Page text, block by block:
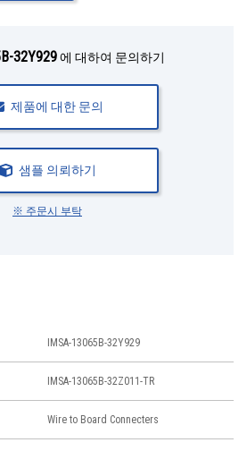
32Y929에 대하여 문의하기
제품에 대한 문의
샘플 의뢰하기
※ 주문시 부탁
IMSA-13065B-32Y929
IMSA-13065B-32Z011-TR
Wire to Board Connecters